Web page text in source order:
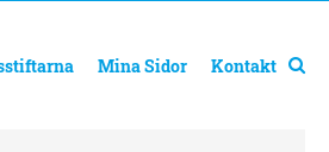
Mina Sidor Kontakt